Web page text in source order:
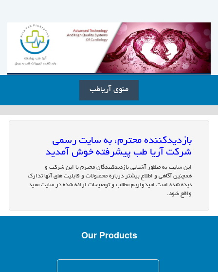
منوی آریاطب
بازدیدکننده محترم، به سایت رسمی
شرکت آریا طب پیشرفته خوش آمدید
این سایت به منظور آشنایی بازدیدکنندگان محترم با این شرکت و
همچنین آگاهی و اطلاع بیشتر درباره محصولات و قابلیت های آنها تدارک
دیده شده است امیدواریم مطالب و توضیحات ارائه شده در سایت مفید
واقع شود.
Our Products